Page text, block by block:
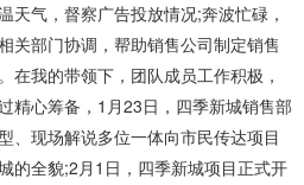
天气，督察广告投放情况;奔波忙碌，
关部门协调，帮助销售公司制定销售
在我的带领下，团队成员工作积极，
精心筹备，1月23日，四季新城销售部
、现场解说多位一体向市民传达项目
的全貌;2月1日，四季新城项目正式开